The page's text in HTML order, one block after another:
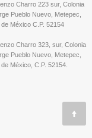
Charro 223 sur, Colonia
Pueblo Nuevo, Metepec,
de México C.P. 52154
Charro 323, sur, Colonia
Pueblo Nuevo, Metepec,
México, C.P. 52154.